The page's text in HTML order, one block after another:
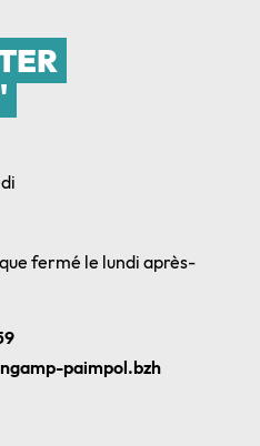
fermé le lundi après-
paimpol.bzh